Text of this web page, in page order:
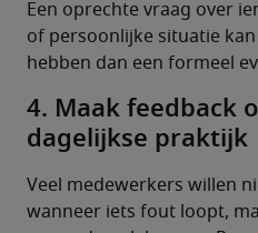
Een oprechte vraag over
of persoonlijke situatie
hebben dan een formeel
4. Maak feedback
dagelijkse praktijk
Veel medewerkers willen
wanneer iets fout loopt,